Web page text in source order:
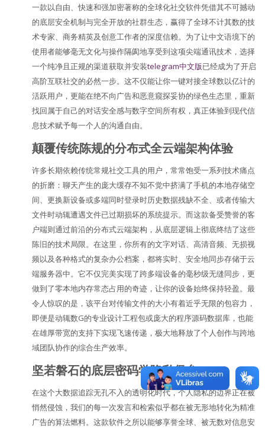
一款以自由、快速和强加密著称的全球化社交软件凭借其不可撼动
的底层安全机制与完全开放的社群生态，赢得了全球不计其数的技
术专家、商务精英及创意工作者的深度信赖。为了让中文语境下的
使用者能够毫无文化与操作隔阂地享受到这项尖端通讯技术，选择
一个纯净且正规的渠道获取并安装telegram中文版已经成为了开启
高阶互联社交的必然一步。这不仅能让你一键对接全球数以亿计的
活跃用户，更能在绝不向广告和恶意窥探妥协的绿色生态里，重新
找回属于自己的对话安全感与数字空间所有权，真正体验到现代信
息技术赋予每一个人的沟通自由。
颠覆传统陈规的分布式全云端架构体验
许多长期依赖传统常规社交工具的用户，常常饱受一系列技术痛点
的折磨：聊天产生的庞大缓存不知不觉中挤满了手机的本地存储空
间、更换新设备或多端同时登录时历史数据残缺不全、或者传输大
文件时动辄遭遇文件已过期损坏的系统提示。而这款备受赞誉的客
户端则通过前沿的分布式云端架构，从底层逻辑上彻底终结了这些
陈旧的技术局限。在这里，你所有的文字对话、高清音频、无损视
频以及各种格式的复杂办公档案，都将实时、安全地同步存储于云
端服务器中。它不仅完美实现了跨多端设备的毫秒级无缝同步，更
做到了零本地内存常态占用的奇迹，让你的设备始终保持轻盈。最
令人惊叹的是，该平台对传输文件的大小有着近乎无限的包容力，
即便是动辄数G的专业设计工程包或庞大的程序源码数据库，也能
在雄厚带宽的支持下实现飞速传递，极大地释放了个人创作与跨地
域团队协作的综合生产效率。
坚若磐石的底层密码学隐私堡垒
在这个大数据追踪无孔不入的透明化时代，个人隐私的边界正在被
悄然侵蚀，我们的每一次发言和检索似乎都在被无形地转化为精准
广告的算法燃料。这款软件之所以能够享誉全球、被无数对信息安